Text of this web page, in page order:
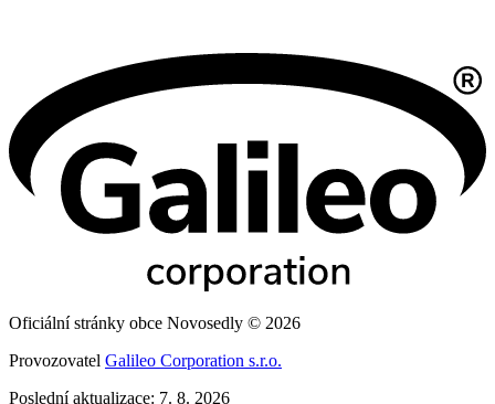
Oficiální stránky obce Novosedly © 2026
Provozovatel Galileo Corporation s.r.o.
Poslední aktualizace: 7. 8. 2026